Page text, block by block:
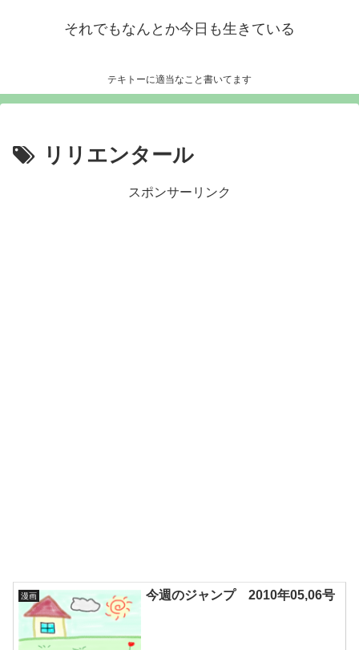
それでもなんとか今日も生きている
テキトーに適当なこと書いてます
リリエンタール
スポンサーリンク
漫画 今週のジャンプ 2010年05,06号